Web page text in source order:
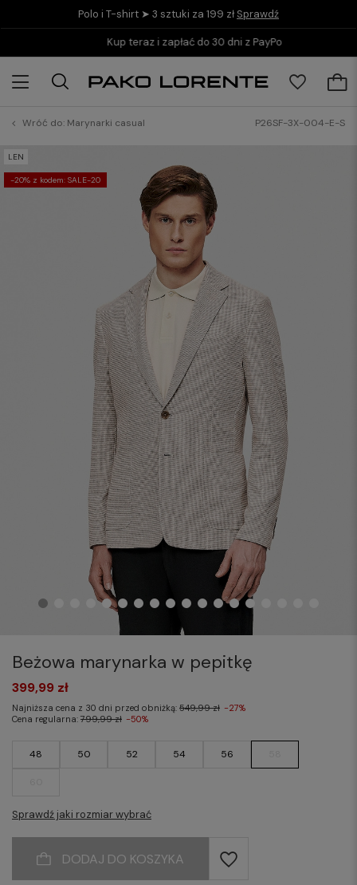
Polo i T-shirt ➤ 3 sztuki za 199 zł Sprawdź
Kup teraz i zapłać do 30 dni z PayPo
Wróć do: Marynarki casual P26SF-3X-004-E-S
LEN
-20% z kodem: SALE-20
Beżowa marynarka w pepitkę
48 50 52 54 56
Sprawdź jaki rozmiar wybrać
399,99 zł
Najniższa cena z 30 dni przed obniżką: 549,99 zł -27%
Cena regularna: 799,99 zł -50%
DODAJ DO KOSZYKA